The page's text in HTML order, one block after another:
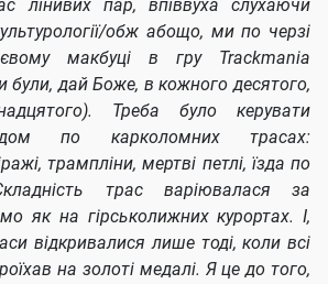
лінивих пар, впіввуха слухаючи
обж абощо, ми по черзі
макбуці в гру Trackmania
були, дай Боже, в кожного десятого,
Треба було керувати
по карколомних трасах:
трампліни, мертві петлі, їзда по
трас варіювалася за
як на гірськолижних курортах. І,
відкривалися лише тоді, коли всі
на золоті медалі. Я це до того,